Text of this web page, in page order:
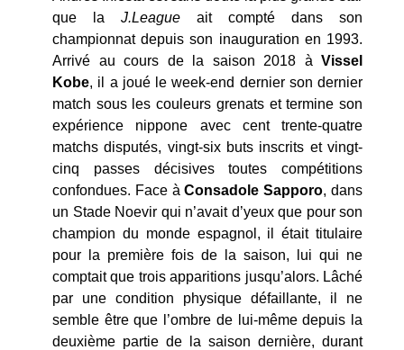
que la J.League ait compté dans son
championnat depuis son inauguration en 1993.
Arrivé au cours de la saison 2018 à Vissel
Kobe, il a joué le week-end dernier son dernier
match sous les couleurs grenats et termine son
expérience nippone avec cent trente-quatre
matchs disputés, vingt-six buts inscrits et vingt-
cinq passes décisives toutes compétitions
confondues. Face àConsadole Sapporo, dans
un Stade Noevir qui n’avait d’yeux que pour son
champion du monde espagnol, il était titulaire
pour la première fois de la saison, lui qui ne
comptait que trois apparitions jusqu’alors. Lâché
par une condition physique défaillante, il ne
semble être que l’ombre de lui-même depuis la
deuxième partie de la saison dernière, durant